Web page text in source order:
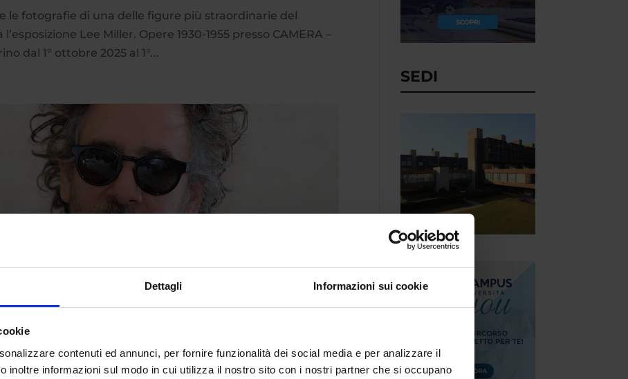
Dettagli Informazioni sui cookie
contenuti ed annunci, per fornire funzionalità dei social media e per analizzare il
inoltre informazioni sul modo in cui utilizza il nostro sito con i nostri partner che si occupano
le fotografie di una delle figure più straordinarie del
Lee Miller. Opere 1930-1955 presso CAMERA –
dal 1° ottobre 2025 al 1°...
apre oggi la mostra
a Torino
,Eventi
SEDI